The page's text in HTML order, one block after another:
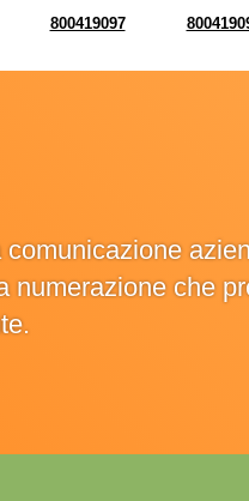
800419097
numerazione che